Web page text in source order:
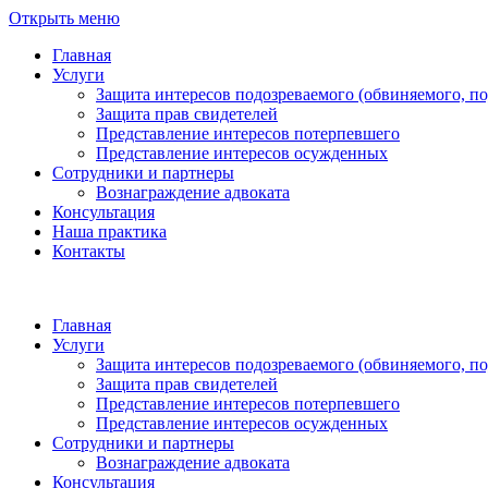
Открыть меню
Главная
Услуги
Защита интересов подозреваемого (обвиняемого,
Защита прав свидетелей
Представление интересов потерпевшего
Представление интересов осужденных
Сотрудники и партнеры
Вознаграждение адвоката
Консультация
Наша практика
Контакты
Главная
Услуги
Защита интересов подозреваемого (обвиняемого,
Защита прав свидетелей
Представление интересов потерпевшего
Представление интересов осужденных
Сотрудники и партнеры
Вознаграждение адвоката
Консультация